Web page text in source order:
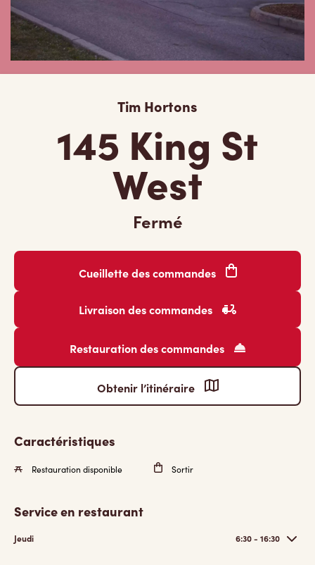
Tim Hortons
145 King St
West
Fermé
Cueillette des commandes
Livraison des commandes
Restauration des commandes
Obtenir l’itinéraire
Caractéristiques
Restauration disponible Sortir
Service en restaurant
Jeudi 6:30 - 16:30